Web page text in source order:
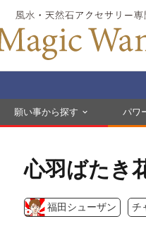
願い事から探す パワ
心羽ばたき
福田シューザン チ